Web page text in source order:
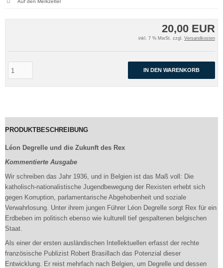
20,00 EUR
inkl. 7 % MwSt. zzgl. Versandkosten
IN DEN WARENKORB
PRODUKTBESCHREIBUNG
Léon Degrelle und die Zukunft des Rex
Kommentierte Ausgabe
Wir schreiben das Jahr 1936, und in Belgien ist das Maß voll: Die
katholisch-nationalistische Jugendbewegung der Rexisten erhebt sich
gegen Korruption, parlamentarische Abgehobenheit und soziale
Verwahrlosung. Unter ihrem jungen Führer Léon Degrelle sorgt Rex für ein
Erdbeben im politisch ebenso wie kulturell tief gespaltenen belgischen
Staat.
Als einer der ersten ausländischen Intellektuellen erfasst der rechte
französische Publizist Robert Brasillach das Potenzial dieser
Entwicklung. Er reist mehrfach nach Belgien, um Degrelle und dessen